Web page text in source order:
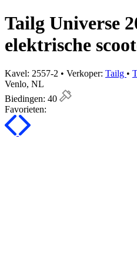
Tailg Universe
elektrische
Kavel: 2557-2 • Verkoper: Tailg •
Venlo, NL
Biedingen: 40
Favorieten: